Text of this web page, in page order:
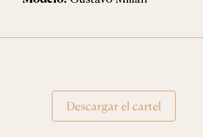
Descargar el cartel